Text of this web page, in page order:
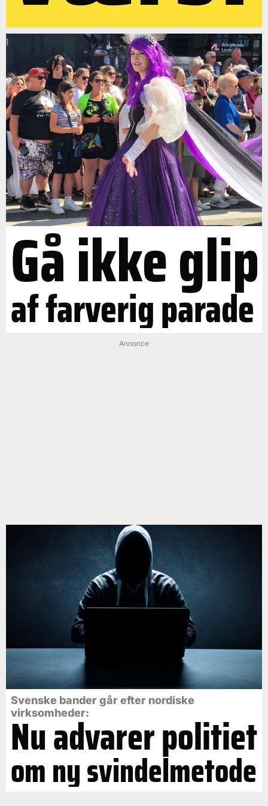
Gå ikke glip
af farverig parade
Annonce
Svenske bander går efter nordiske
virksomheder:
Nu advarer politiet
om ny svindelmetode